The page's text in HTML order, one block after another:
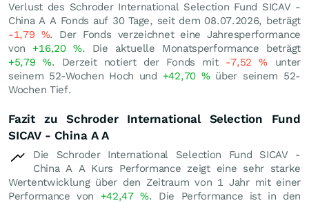
Verlust des Schroder International Selection Fund SICAV -
China A A Fonds auf 30 Tage, seit dem 08.07.2026, beträgt
-1,79 %. Der Fonds verzeichnet eine Jahresperformance
von +16,20 %. Die aktuelle Monatsperformance beträgt
+5,79 %. Derzeit notiert der Fonds mit -7,52% unter
seinem 52-Wochen Hoch und +42,70 %über seinem 52-
Wochen Tief.
Fazit zu Schroder International Selection Fund
SICAV - China A A
Die Schroder International Selection Fund SICAV -
China A A Kurs Performance zeigt eine sehr starke
Wertentwicklung über den Zeitraum von 1 Jahr mit einer
Performance von +42,47%. Die Performance ist in den